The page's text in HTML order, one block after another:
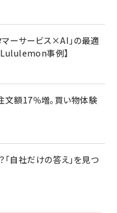
マーサービス×AI」の最適
Lululemon事例】
文額17％増。買い物体験
自社だけの答え」を見つ